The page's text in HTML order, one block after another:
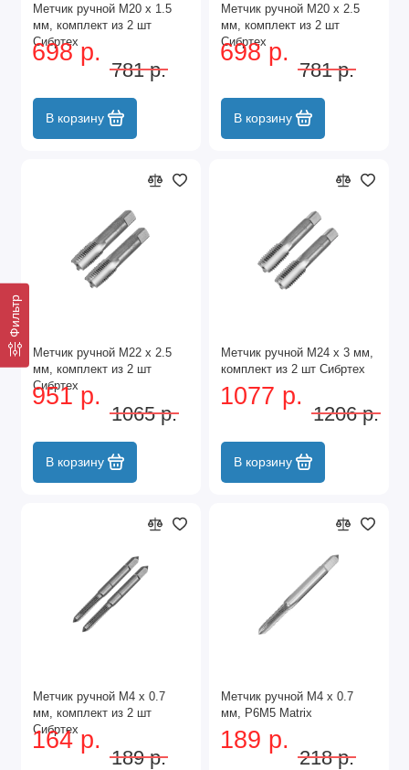
Фильтр
Метчик ручной М20 х 1.5
мм, комплект из 2 шт
Сибртех
698 р.
781 р.
В корзину
Метчик ручной М20 х 2.5
мм, комплект из 2 шт
Сибртех
698 р.
781 р.
В корзину
Метчик ручной М22 х 2.5
мм, комплект из 2 шт
Сибртех
951 р.
1065 р.
В корзину
Метчик ручной М24 х 3 мм,
комплект из 2 шт Сибртех
1077 р.
1206 р.
В корзину
Метчик ручной М4 х 0.7
мм, комплект из 2 шт
Сибртех
164 р.
189 р.
Метчик ручной М4 х 0.7
мм, Р6М5 Matrix
189 р.
218 р.